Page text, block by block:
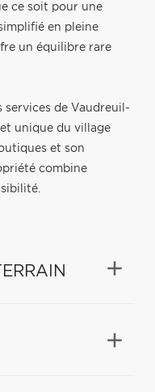
ce soit pour une
en pleine
un équilibre rare
services de Vaudreuil-
unique du village
et son
combine